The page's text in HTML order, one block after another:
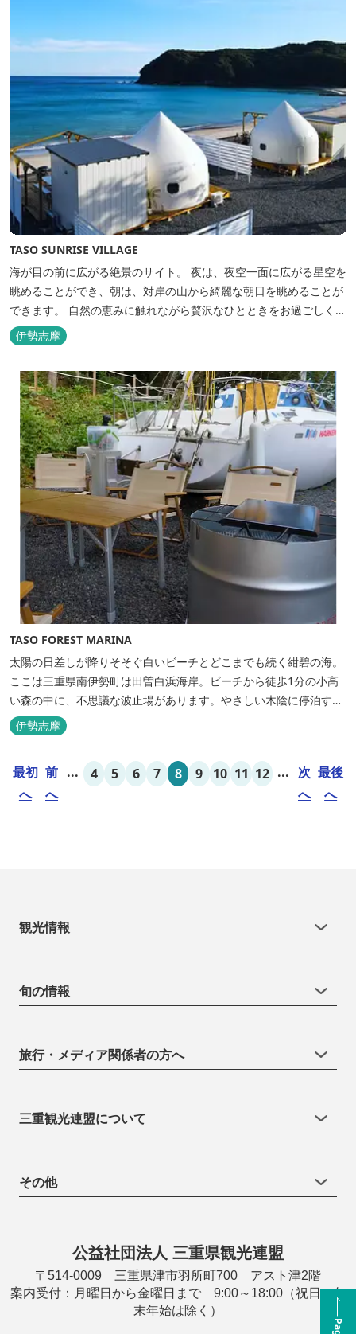
TASO SUNRISE VILLAGE
海が目の前に広がる絶景のサイト。 夜は、夜空一面に広がる星空を
眺めることができ、朝は、対岸の山から綺麗な朝日を眺めることが
できます。 自然の恵みに触れながら贅沢なひとときをお過ごしくだ
さい。 ウッドテラスでのバーベキューを楽しむこともでき、BBQ
初心者でも安心のガスBBQ台をご用意しております。 また、海岸
を散策しながら海風を感じるのもよし、インスタントハウス内でリ
ラックスする...
伊勢志摩
TASO FOREST MARINA
太陽の日差しが降りそそぐ白いビーチとどこまでも続く紺碧の海。
ここは三重県南伊勢町は田曽白浜海岸。ビーチから徒歩1分の小高
い森の中に、不思議な波止場があります。やさしい木陰に停泊する
のは3艇のヨット。日本初の森のマリーナです。 航海の気分高まる
インテリアは見た目からは想像できないほど広く、くつろぎの空
上に寝転んで夜空を見上げれば...
伊勢志摩
最初
へ
前
へ
... 4 5 6 7 8 9 10 11 12 ... 次
へ
最後
へ
観光情報
旬の情報
旅行・メディア関係者の方へ
三重観光連盟について
その他
公益社団法人 三重県観光連盟
〒514-0009 三重県津市羽所町700 アスト津2階
案内受付：月曜日から金曜日まで 9:00～18:00（祝日・年
末年始は除く）